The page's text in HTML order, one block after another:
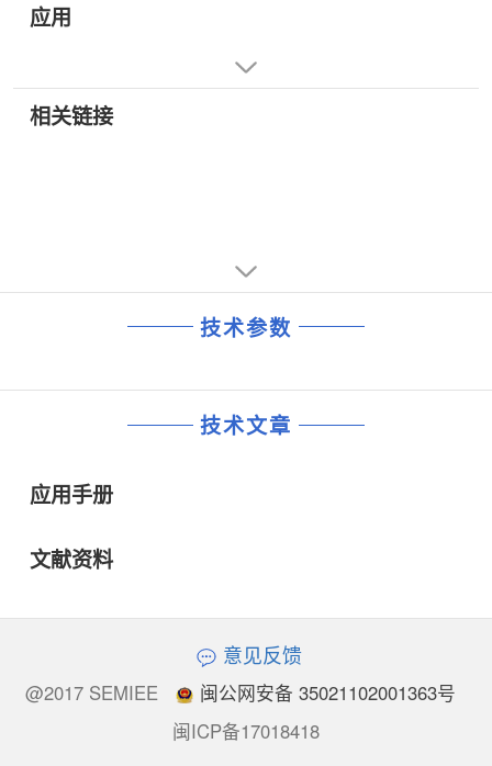
应用
相关链接
技术参数
技术文章
应用手册
文献资料
意见反馈
@2017 SEMIEE
闽公网安备 35021102001363号
闽ICP备17018418